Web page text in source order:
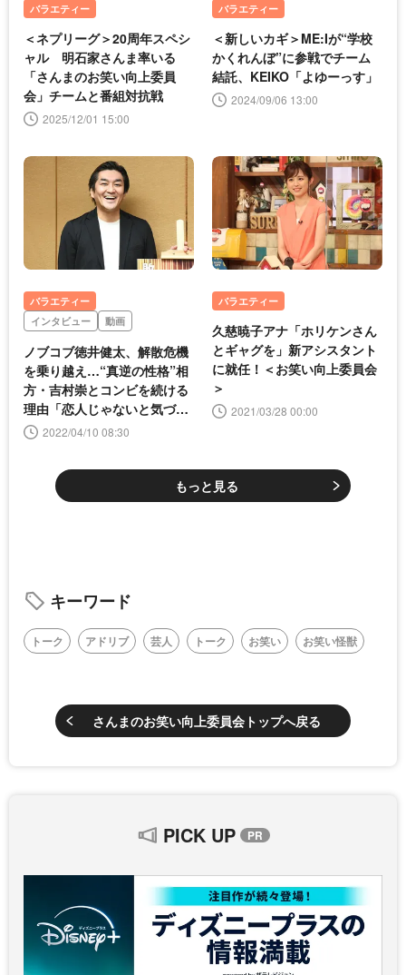
バラエティー
＜ネプリーグ＞20周年スペシ
ャル 明石家さんま率いる
「さんまのお笑い向上委員
会」チームと番組対抗戦
2025/12/01 15:00
バラエティー
＜新しいカギ＞ME:Iが“学校
かくれんぼ”に参戦でチーム
結託、KEIKO「よゆーっす」
2024/09/06 13:00
バラエティー
インタビュー
動画
ノブコブ徳井健太、解散危機
を乗り越え…“真逆の性格”相
方・吉村崇とコンビを続ける
理由「恋人じゃないと気づけ
た」2022/04/10 08:30
バラエティー
久慈暁子アナ「ホリケンさん
とギャグを」新アシスタント
に就任！＜お笑い向上委員会
＞
2021/03/28 00:00
もっと見る
キーワード
トーク アドリブ 芸人 トーク お笑い お笑い怪獣
さんまのお笑い向上委員会トップへ戻る
PICK UP